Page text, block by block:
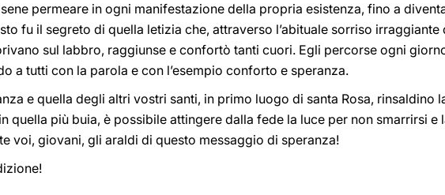
permeare in ogni manifestazione della propria esistenza, fino a
fu il segreto di quella letizia che, attraverso l’abituale sorriso
sul labbro, raggiunse e confortò tanti cuori. Egli percorse ogni
a tutti con la parola e con l’esempio conforto e speranza.
e quella degli altri vostri santi, in primo luogo di santa Rosa, rinsaldino
quella più buia, è possibile attingere dalla fede la luce per non smarrirsi e
voi, giovani, gli araldi di questo messaggio di speranza!